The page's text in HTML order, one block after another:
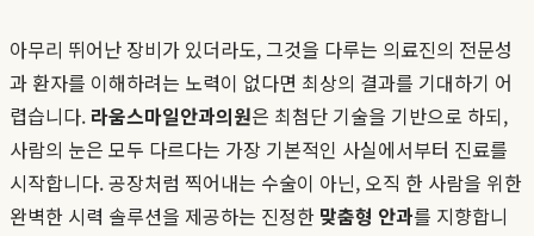
아무리 뛰어난 장비가 있더라도, 그것을 다루는 의료진의 전문성
과 환자를 이해하려는 노력이 없다면 최상의 결과를 기대하기 어
렵습니다. 라움스마일안과의원은 최첨단 기술을 기반으로 하되,
사람의 눈은 모두 다르다는 가장 기본적인 사실에서부터 진료를
시작합니다. 공장처럼 찍어내는 수술이 아닌, 오직 한 사람을 위한
완벽한 시력 솔루션을 제공하는 진정한 맞춤형 안과를 지향합니